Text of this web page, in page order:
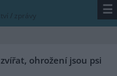
/ zprávy ☰
ohrožení jsou psi